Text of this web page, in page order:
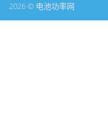
2026 © 电池功率网